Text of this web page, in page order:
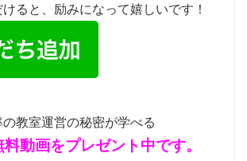
ると、励みになって嬉しいです！
教室運営の秘密が学べる
動画をプレゼント中です。